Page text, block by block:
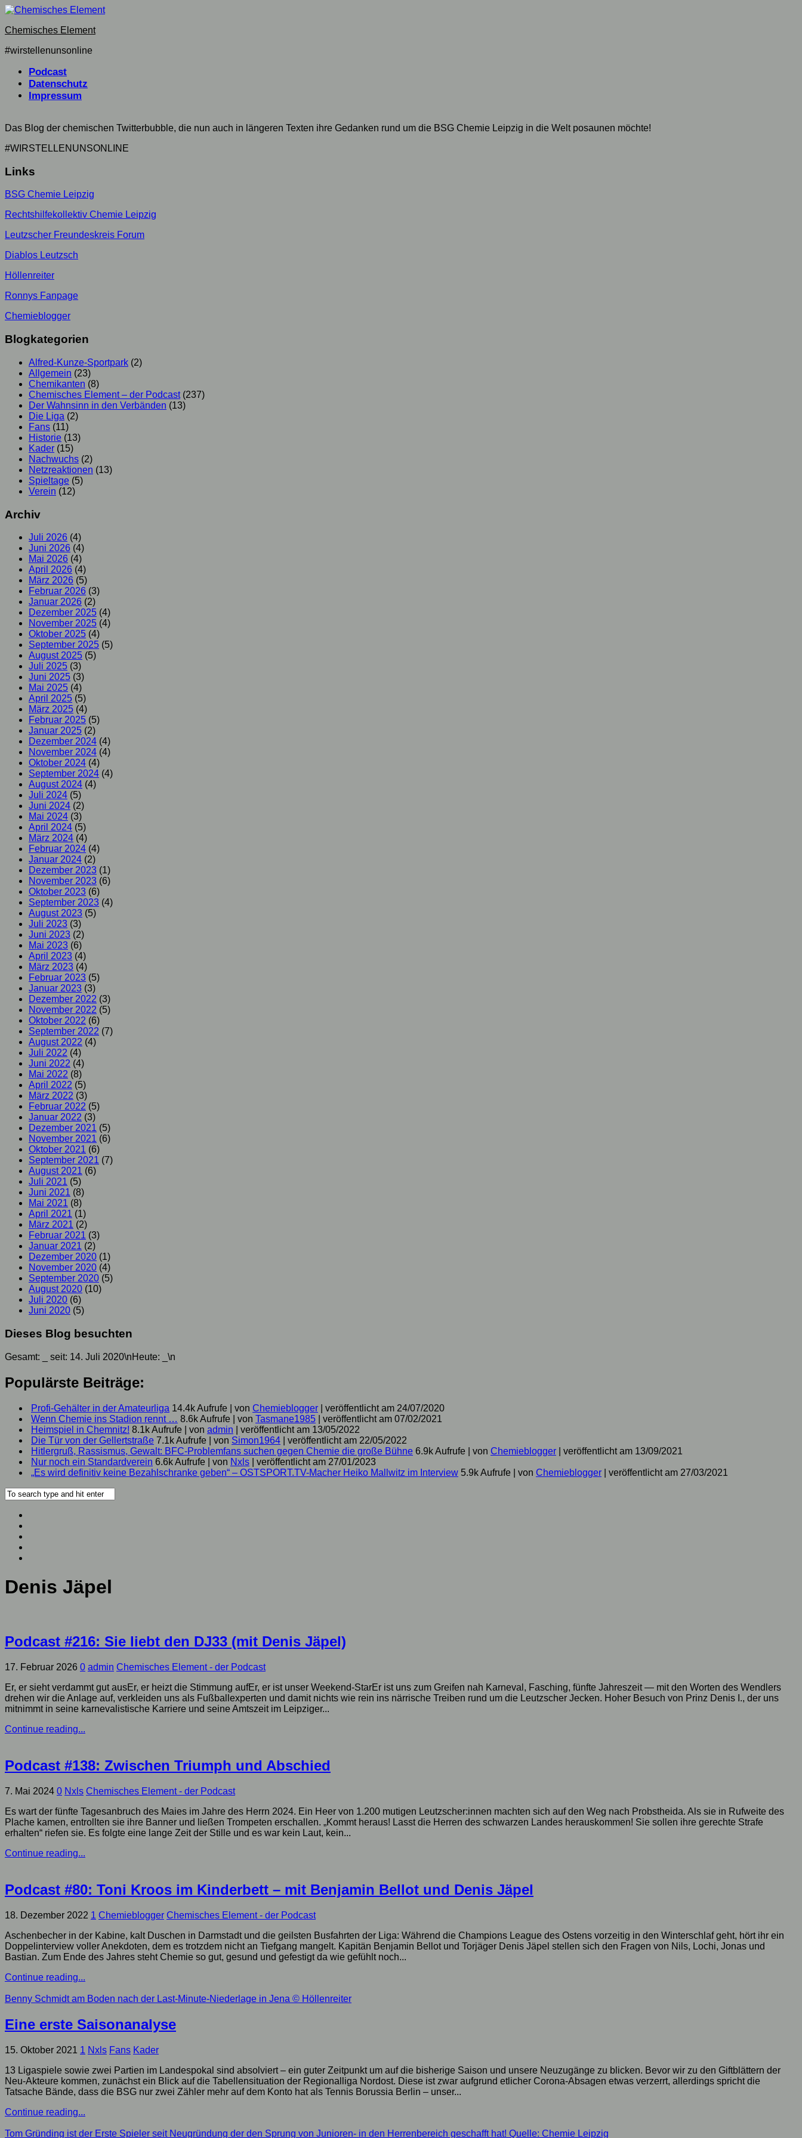
Skip
content
Chemisches Element
#wirstellenunsonline
Podcast
Datenschutz
Impressum
Das Blog der chemischen Twitterbubble, die nun auch in längeren Texten ihre Gedanken rund um die BSG Chemie Leipzig in die Welt posaunen möchte!
#WIRSTELLENUNSONLINE
Links
BSG Chemie Leipzig
Rechtshilfekollektiv Chemie Leipzig
Leutzscher Freundeskreis Forum
Diablos Leutzsch
Höllenreiter
Ronnys Fanpage
Chemieblogger
Blogkategorien
Alfred-Kunze-Sportpark (2)
Allgemein (23)
Chemikanten (8)
Chemisches Element – der Podcast(237)
Der Wahnsinn in den Verbänden (13)
Die Liga (2)
Fans (11)
Historie (13)
Kader (15)
Nachwuchs (2)
Netzreaktionen (13)
Spieltage (5)
Verein (12)
Archiv
Juli 2026 (4)
Juni 2026 (4)
Mai 2026 (4)
April 2026 (4)
März 2026 (5)
Februar 2026 (3)
Januar 2026 (2)
Dezember 2025 (4)
November 2025 (4)
Oktober 2025 (4)
September 2025 (5)
August 2025 (5)
Juli 2025 (3)
Juni 2025 (3)
Mai 2025 (4)
April 2025 (5)
März 2025 (4)
Februar 2025 (5)
Januar 2025 (2)
Dezember 2024 (4)
November 2024 (4)
Oktober 2024 (4)
September 2024 (4)
August 2024 (4)
Juli 2024 (5)
Juni 2024 (2)
Mai 2024 (3)
April 2024 (5)
März 2024 (4)
Februar 2024 (4)
Januar 2024 (2)
Dezember 2023 (1)
November 2023 (6)
Oktober 2023 (6)
September 2023 (4)
August 2023 (5)
Juli 2023 (3)
Juni 2023 (2)
Mai 2023 (6)
April 2023 (4)
März 2023 (4)
Februar 2023 (5)
Januar 2023 (3)
Dezember 2022 (3)
November 2022 (5)
Oktober 2022 (6)
September 2022 (7)
August 2022 (4)
Juli 2022 (4)
Juni 2022 (4)
Mai 2022 (8)
April 2022 (5)
März 2022 (3)
Februar 2022 (5)
Januar 2022 (3)
Dezember 2021 (5)
November 2021 (6)
Oktober 2021 (6)
September 2021 (7)
August 2021 (6)
Juli 2021 (5)
Juni 2021 (8)
Mai 2021 (8)
April 2021 (1)
März 2021 (2)
Februar 2021 (3)
Januar 2021 (2)
Dezember 2020 (1)
November 2020 (4)
September 2020 (5)
August 2020 (10)
Juli 2020 (6)
Juni 2020 (5)
Dieses Blog besuchten
Gesamt: seit: 14. Juli 2020\nHeute: \n
Populärste Beiträge:
Profi-Gehälter in der Amateurliga 14.4k Aufrufe von Chemieblogger
veröffentlicht am 24/07/2020
Wenn Chemie ins Stadion rennt … 8.6k Aufrufe von Tasmane1985
veröffentlicht am 07/02/2021
Heimspiel in Chemnitz! 8.1k Aufrufe von admin
veröffentlicht am 13/05/2022
Die Tür von der Gellertstraße 7.1k Aufrufe von Simon1964
veröffentlicht am 22/05/2022
Hitlergruß, Rassismus, Gewalt: BFC-Problemfans suchen gegen Chemie die große Bühne 6.9k Aufrufe von Chemieblogger
veröffentlicht am 13/09/2021
Nur noch ein Standardverein 6.6k Aufrufe von Nxls
veröffentlicht am 27/01/2023
„Es wird definitiv keine Bezahlschranke geben“ – OSTSPORT.TV-Macher Heiko Mallwitz im Interview 5.9k Aufrufe von Chemieblogger veröffentlicht am 27/03/2021
Denis Jäpel
Podcast #216: Sie liebt den DJ33 (mit Denis Jäpel)
17. Februar 2026 0 admin Chemisches Element - der Podcast
Er, er sieht verdammt gut ausEr, er heizt die Stimmung aufEr, er ist unser Weekend-StarEr ist uns zum Greifen nah Karneval, Fasching, fünfte Jahreszeit — mit den Worten des Wendlers
drehen wir die Anlage auf, verkleiden uns als Fußballexperten und damit nichts wie rein ins närrische Treiben rund um die Leutzscher Jecken. Hoher Besuch von Prinz Denis I., der uns
mitnimmt in seine karnevalistische Karriere und seine Amtszeit im Leipziger...
Continue reading...
Podcast #138: Zwischen Triumph und Abschied
7. Mai 2024 0 Nxls Chemisches Element - der Podcast
Es wart der fünfte Tagesanbruch des Maies im Jahre des Herrn 2024. Ein Heer von 1.200 mutigen Leutzscher:innen machten sich auf den Weg nach Probstheida. Als sie in Rufweite des
Plache kamen, entrollten sie ihre Banner und ließen Trompeten erschallen. „Kommt heraus! Lasst die Herren des schwarzen Landes herauskommen! Sie sollen ihre gerechte Strafe
erhalten“ riefen sie. Es folgte eine lange Zeit der Stille und es war kein Laut, kein...
Continue reading...
Podcast #80: Toni Kroos im Kinderbett – mit Benjamin Bellot und Denis Jäpel
18. Dezember 2022 1 Chemieblogger Chemisches Element - der Podcast
Aschenbecher in der Kabine, kalt Duschen in Darmstadt und die geilsten Busfahrten der Liga: Während die Champions League des Ostens vorzeitig in den Winterschlaf geht, hört ihr ein
Doppelinterview voller Anekdoten, dem es trotzdem nicht an Tiefgang mangelt. Kapitän Benjamin Bellot und Torjäger Denis Jäpel stellen sich den Fragen von Nils, Lochi, Jonas und
Bastian. Zum Ende des Jahres steht Chemie so gut, gesund und gefestigt da wie gefühlt noch...
Continue reading...
Benny Schmidt am Boden nach der Last-Minute-Niederlage in Jena © Höllenreiter
Eine erste Saisonanalyse
15. Oktober 2021 1 Nxls Fans Kader
13 Ligaspiele sowie zwei Partien im Landespokal sind absolviert – ein guter Zeitpunkt um auf die bisherige Saison und unsere Neuzugänge zu blicken. Bevor wir zu den Giftblättern der
Neu-Akteure kommen, zunächst ein Blick auf die Tabellensituation der Regionalliga Nordost. Diese ist zwar aufgrund etlicher Corona-Absagen etwas verzerrt, allerdings spricht die
Tatsache Bände, dass die BSG nur zwei Zähler mehr auf dem Konto hat als Tennis Borussia Berlin – unser...
Continue reading...
Tom Gründing ist der Erste Spieler seit Neugründung der den Sprung von Junioren- in den Herrenbereich geschafft hat! Quelle: Chemie Leipzig